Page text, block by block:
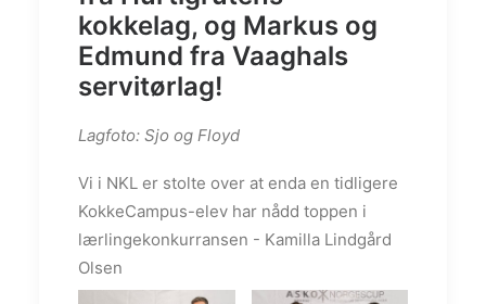
kokkelag, og Markus og
Edmund fra Vaaghals
servitørlag!
Lagfoto: Sjo og Floyd
Vi i NKL er stolte over at enda en tidligere
KokkeCampus-elev har nådd toppen i
lærlingekonkurransen - Kamilla Lindgård
Olsen